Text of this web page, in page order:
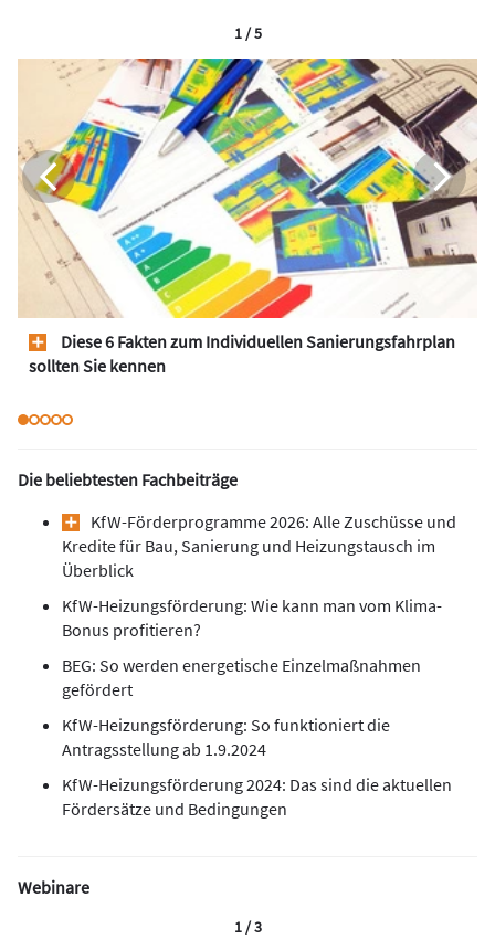
Diese 6 Fakten zum Individuellen Sanierungsfahrplan
sollten Sie kennen
1 / 5
Die beliebtesten Fachbeiträge
KfW-Förderprogramme 2026: Alle Zuschüsse und
Kredite für Bau, Sanierung und Heizungstausch im
Überblick
KfW-Heizungsförderung: Wie kann man vom Klima-
Bonus profitieren?
BEG: So werden energetische Einzelmaßnahmen
gefördert
KfW-Heizungsförderung: So funktioniert die
Antragsstellung ab 1.9.2024
KfW-Heizungsförderung 2024: Das sind die aktuellen
Fördersätze und Bedingungen
Webinare
1 / 3